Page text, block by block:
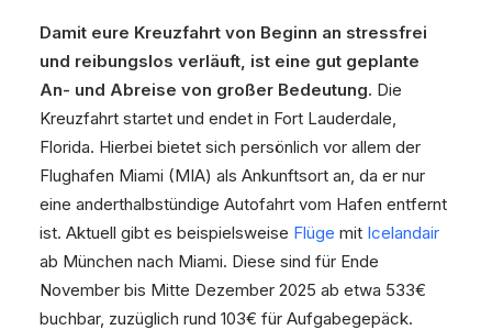
Damit eure Kreuzfahrt von Beginn an stressfrei
und reibungslos verläuft, ist eine gut geplante
An- und Abreise von großer Bedeutung. Die
Kreuzfahrt startet und endet in Fort Lauderdale,
Florida. Hierbei bietet sich persönlich vor allem der
Flughafen Miami (MIA) als Ankunftsort an, da er nur
eine anderthalbstündige Autofahrt vom Hafen entfernt
ist. Aktuell gibt es beispielsweise Flüge mit Icelandair
ab München nach Miami. Diese sind für Ende
November bis Mitte Dezember 2025 ab etwa 533€
buchbar, zuzüglich rund 103€ für Aufgabegepäck.